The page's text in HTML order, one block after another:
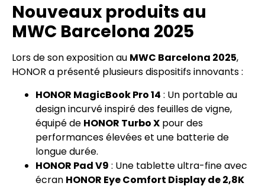
Nouveaux produits au
MWC Barcelona 2025
Lors de son exposition au MWC Barcelona 2025,
HONOR a présenté plusieurs dispositifs innovants :
HONOR MagicBook Pro 14 : Un portable au
design incurvé inspiré des feuilles de vigne,
équipé de HONOR Turbo X pour des
performances élevées et une batterie de
longue durée.
HONOR Pad V9 : Une tablette ultra-fine avec
écran HONOR Eye Comfort Display de 2,8K